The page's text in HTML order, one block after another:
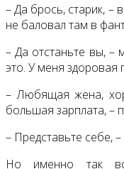
– Да брось, старик, –
не баловал там в
– Да отстаньте вы, –
это. У меня здоровая
– Любящая жена,
большая зарплата, –
– Представьте себе,
Но именно так